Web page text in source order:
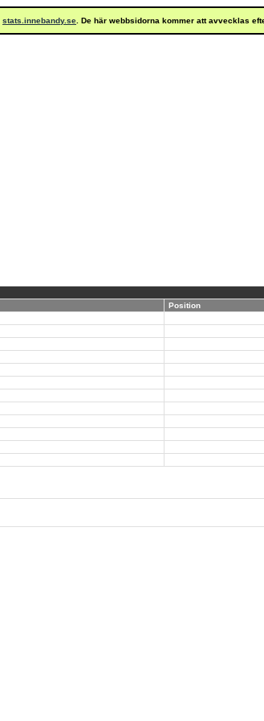
stats.innebandy.se . De här webbsidorna kommer att avvecklas
Position